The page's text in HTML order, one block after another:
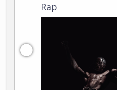
Rap